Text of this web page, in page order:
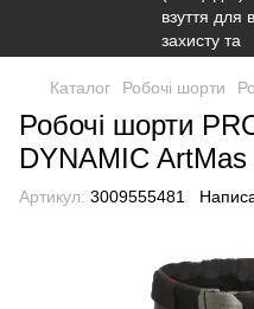
Каталог Робочі шорти
Робочі шорти
DYNAMIC ArtMas
Артикул: 3009555481